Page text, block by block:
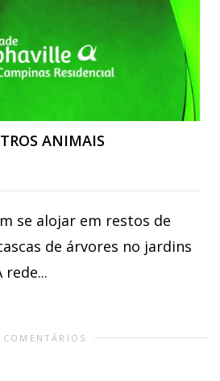
ANIMAIS
se alojar em restos de
de árvores no jardins
rede...
COMENTÁRIOS